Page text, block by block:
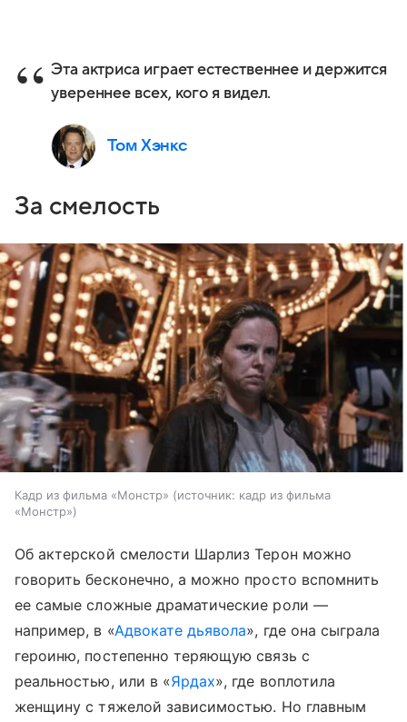
Эта актриса играет естественнее и держится
увереннее всех, кого я видел.
Том Хэнкс
За смелость
Кадр из фильма «Монстр» источник: кадр из фильма
«Монстр»
Об актерской смелости Шарлиз Терон можно
говорить бесконечно, а можно просто вспомнить
ее самые сложные драматические роли —
например, в «Адвокате дьявола», где она сыграла
героиню, постепенно теряющую связь с
реальностью, или в «Ярдах», где воплотила
женщину с тяжелой зависимостью. Но главным